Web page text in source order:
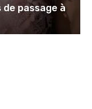
passage à